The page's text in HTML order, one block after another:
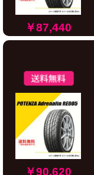
￥87,440
￥90,620